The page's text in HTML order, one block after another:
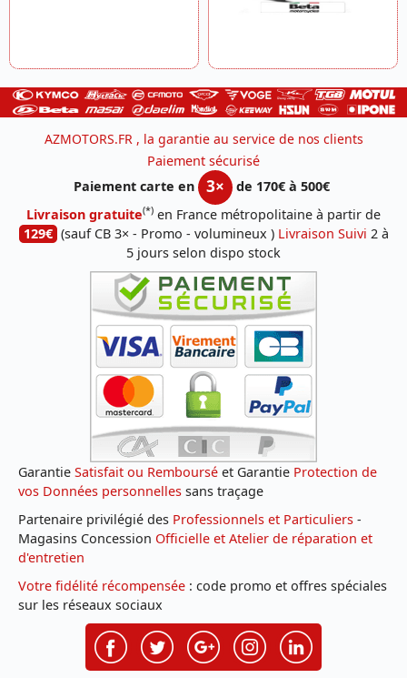
AZMOTORS.FR , la garantie au service de nos clients
Paiement sécurisé
Paiement carte en
3×
de 170€ à 500€
Livraison gratuite(*) en France métropolitaine à partir de
129€ (sauf CB 3× - Promo - volumineux ) Livraison Suivi 2 à
5 jours selon dispo stock
Garantie Satisfait ou Remboursé et Garantie Protection de
vos Données personnelles sans traçage
Partenaire privilégié des Professionnels et Particuliers -
Magasins Concession Officielle et Atelier de réparation et
d'entretien
Votre fidélité récompensée : code promo et offres spéciales
sur les réseaux sociaux